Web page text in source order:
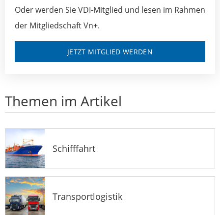
Oder werden Sie VDI-Mitglied und lesen im Rahmen
der Mitgliedschaft Vn+.
JETZT MITGLIED WERDEN
Themen im Artikel
Schifffahrt
Transportlogistik